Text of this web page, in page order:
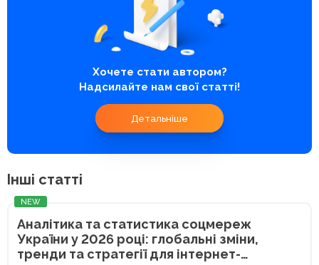
Хочете стати автором?
Надсилайте нам свої статті!
Детальніше
Інші статті
NEW
Аналітика та статистика соцмереж
України у 2026 році: глобальні зміни,
тренди та стратегії для інтернет-